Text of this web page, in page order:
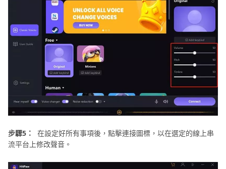
步驟5：
在設定好所有事項後，點擊連接圖標，以在選定的線上串
流平台上修改聲音。